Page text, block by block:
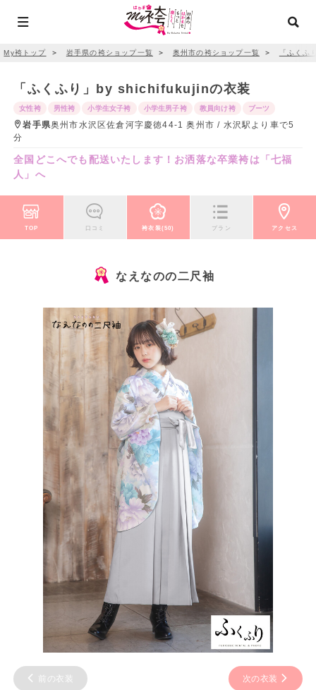
My袴トップ ＞ 岩手県の袴ショップ一覧 ＞ 奥州市の袴ショップ一覧 ＞ 「ふく
「ふくふり」by shichifukujinの衣装
女性袴 男性袴 小学生女子袴 小学生男子袴 教員向け袴 ブーツ
岩手県奥州市水沢区佐倉河字慶徳44-1 奥州市 / 水沢駅より車で5
分
全国どこへでも配送いたします！お洒落な卒業袴は「七福
人」へ
TOP 口コミ 袴衣装(50) プラン アクセス
なえなのの二尺袖
前の衣装 次の衣装